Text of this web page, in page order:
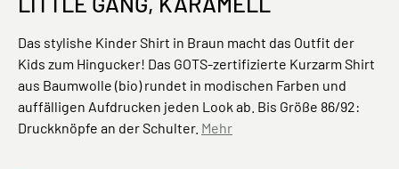
Das stylishe Kinder Shirt in Braun macht das Outfit der
Kids zum Hingucker! Das GOTS-zertifizierte Kurzarm Shirt
aus Baumwolle (bio) rundet in modischen Farben und
auffälligen Aufdrucken jeden Look ab. Bis Größe 86/92:
Druckknöpfe an der Schulter. Mehr